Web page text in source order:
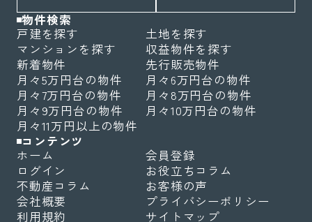
物件検索
戸建を探す
土地を探す
マンションを探す
収益物件を探す
新着物件
先行販売物件
月々5万円台の物件
月々6万円台の物件
月々7万円台の物件
月々8万円台の物件
月々9万円台の物件
月々10万円台の物件
月々11万円以上の物件
コンテンツ
ホーム
会員登録
ログイン
お役立ちコラム
不動産コラム
お客様の声
会社概要
プライバシーポリシー
利用規約
サイトマップ